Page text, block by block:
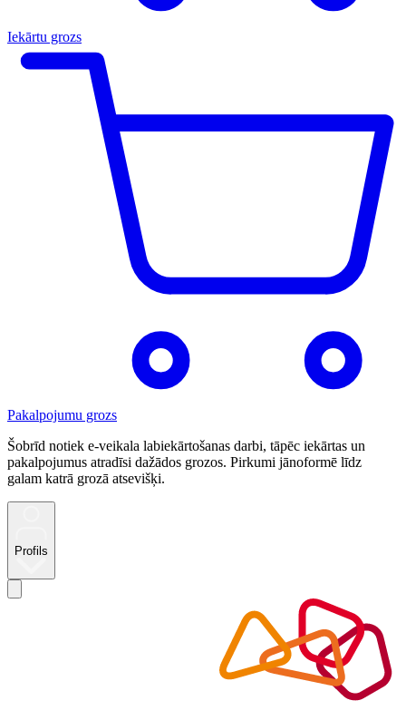
Iekārtu grozs
Pakalpojumu grozs
Šobrīd notiek e-veikala labiekārtošanas darbi, tāpēc iekārtas un
pakalpojumus atradīsi dažādos grozos. Pirkumi jānoformē līdz
galam katrā grozā atsevišķi.
Profils